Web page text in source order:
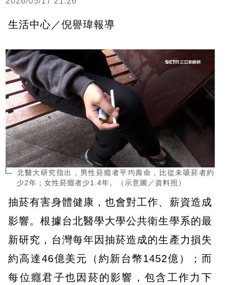
生活中心／倪譽瑋報導
北醫大研究指出，男性菸癮者平均壽命，比從未吸菸者約
少2年；女性菸癮者少1.4年。（示意圖／資料照）
抽菸有害身體健康，也會對工作、薪資造成
影響。根據台北醫學大學公共衛生學系的最
新研究，台灣每年因抽菸造成的生產力損失
約高達46億美元（約新台幣1452億）；而
每位癮君子也因菸的影響，包含工作力下